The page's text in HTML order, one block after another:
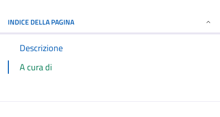
INDICE DELLA PAGINA
Descrizione
A cura di